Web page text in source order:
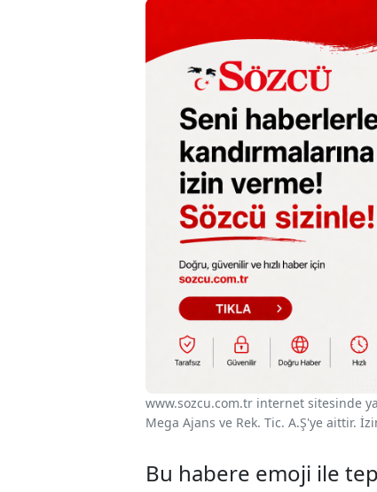
www.sozcu.com.tr internet sitesinde
Mega Ajans ve Rek. Tic. A.Ş'ye aittir.
Bu habere emoji ile